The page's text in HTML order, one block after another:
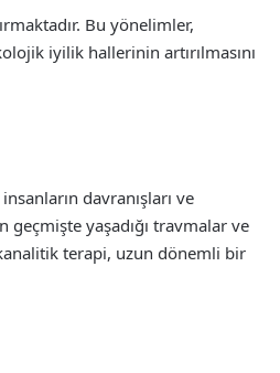
Bu yönelimler,
iyilik hallerinin artırılmasını
davranışları ve
yaşadığı travmalar ve
terapi, uzun dönemli bir